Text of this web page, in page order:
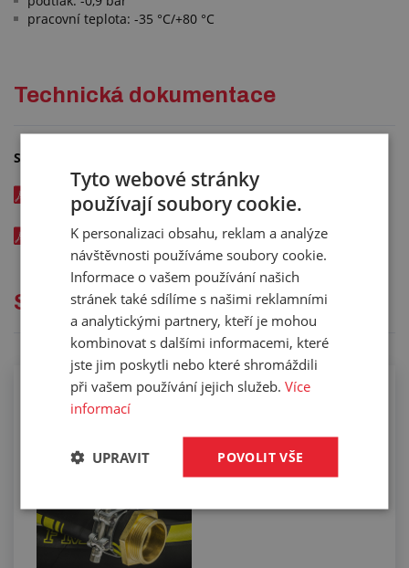
pracovní teplota: -35 °C/+80 °C
Technická dokumentace
Soubory ke stažení
IAL - Tlakosací hadice pro proplachování kanalizace -
katalogový list v CZ (pdf) - kód: 00194xxx
Hadice pro čištění kanalizací Semperit
Služby
Kompletace hadic koncovkami pomocí
spon
Tyto webové stránky
používají soubory cookie.
K personalizaci obsahu, reklam a analýze
návštěvnosti používáme soubory cookie.
Informace o vašem používání našich
stránek také sdílíme s našimi reklamními
a analytickými partnery, kteří je mohou
kombinovat s dalšími informacemi, které
jste jim poskytli nebo které shromáždili
při vašem používání jejich služeb.Více
informací
POVOLIT VŠE
UPRAVIT